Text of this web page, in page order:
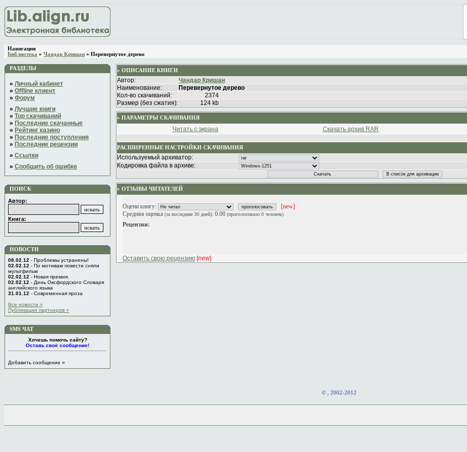
Навигация
Библиотека » Чандар Кришан » Перевернутое дерево
РАЗДЕЛЫ
» Личный кабинет
» Offline клиент
» Форум
» Лучшие книги
» Top скачиваний
» Последние скачанные
» Рейтинг казино
» Последние поступления
» Последние рецензии
» Ссылки
» Сообщить об ошибке
ПОИСК
Автор:
Книга:
НОВОСТИ
08.02.12 - Проблемы устранены!
02.02.12 - По мотивам повести сняли
мультфильм
02.02.12 - Новая премия.
02.02.12 - День Оксфордского Словаря
английского языка
31.01.12 - Современная проза
Все новости »
Публикации партнеров »
SMS ЧАТ
Хочешь помочь сайту?
Оставь своё сообщение!
Добавить сообщение »
» ОПИСАНИЕ КНИГИ
Автор:
Чандар Кришан
Наименование:
Перевернутое дерево
Кол-во скачиваний:
2374
Размер (без сжатия):
124 kb
» ПАРАМЕТРЫ СКАЧИВАНИЯ
Читать с экрана Скачать архив RAR
РАСШИРЕННЫЕ НАСТРОЙКИ СКАЧИВАНИЯ
Используемый архиватор:
Кодировка файла в архиве:
» ОТЗЫВЫ ЧИТАТЕЛЕЙ
Оцени книгу:
[new]
Средняя оценка (за последние 30 дней): 0.00 (проголосовало 0 человек)
Рецензии:
Оставить свою рецензию [new]
© , 2002-2012